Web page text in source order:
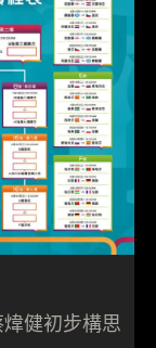
健初步構思